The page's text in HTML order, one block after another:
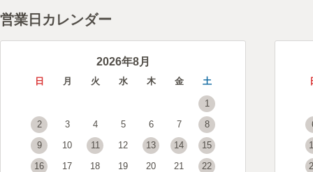
営業日カレンダー
2026年8月
日 月 火 水 木 金 土
1
2
3 4 5 6 7
8
9
10 11 12 13 14
15
16
17 18 19 20 21
22